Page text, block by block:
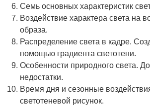
Семь основных характеристик
Воздействие характера света на
образа.
Распределение света в кадре.
помощью градиента светотени.
Особенности природного света.
недостатки.
Время дня и сезонные
светотеневой рисунок.